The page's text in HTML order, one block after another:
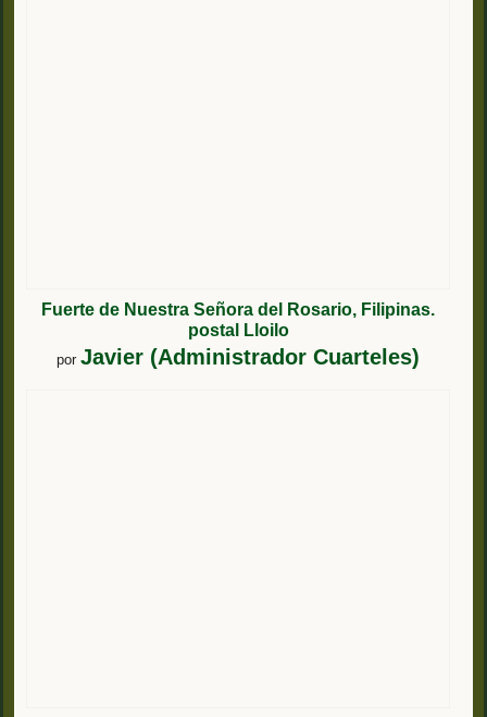
Fuerte de Nuestra Señora del Rosario, Filipinas.
postal Lloilo
por Javier (Administrador Cuarteles)